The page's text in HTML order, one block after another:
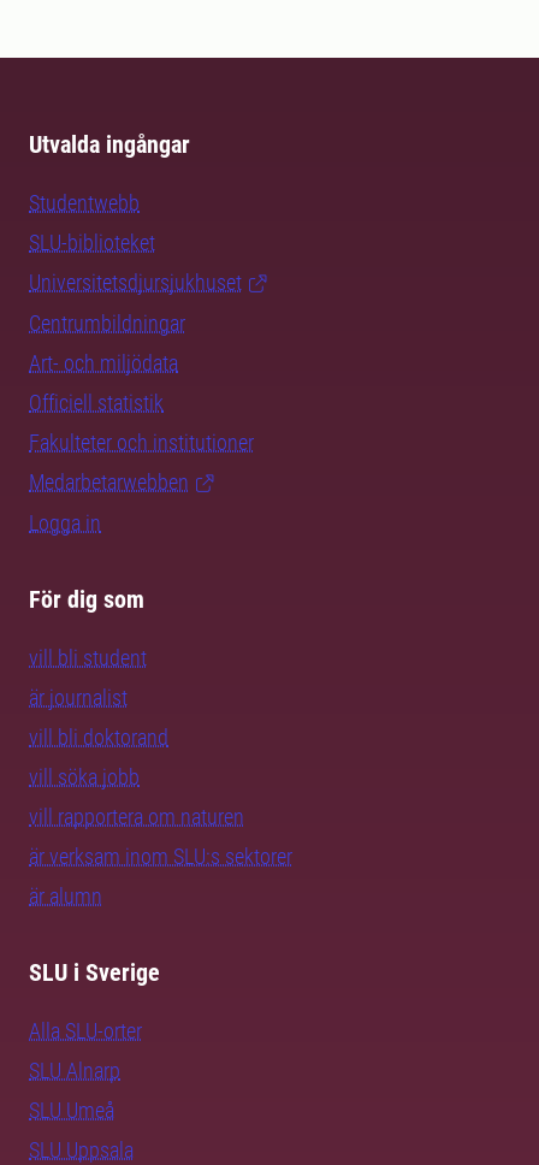
Utvalda ingångar
Studentwebb
SLU-biblioteket
Universitetsdjursjukhuset
Centrumbildningar
Art- och miljödata
Officiell statistik
Fakulteter och institutioner
Medarbetarwebben
Logga in
För dig som
vill bli student
är journalist
vill bli doktorand
vill söka jobb
vill rapportera om naturen
är verksam inom SLU:s sektorer
är alumn
SLU i Sverige
Alla SLU-orter
SLU Alnarp
SLU Umeå
SLU Uppsala